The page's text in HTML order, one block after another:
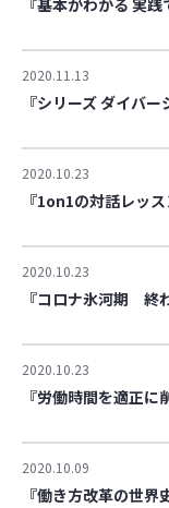
『基本がわかる 実
2020.11.13
『シリーズ ダイバ
2020.10.23
『1on1の対話レッ
2020.10.23
『コロナ氷河期 終
2020.10.23
『労働時間を適正に
2020.10.09
『働き方改革の世界